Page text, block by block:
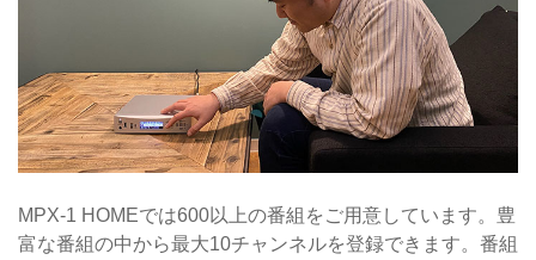
MPX-1 HOMEでは600以上の番組をご用意しています。豊
富な番組の中から最大10チャンネルを登録できます。番組